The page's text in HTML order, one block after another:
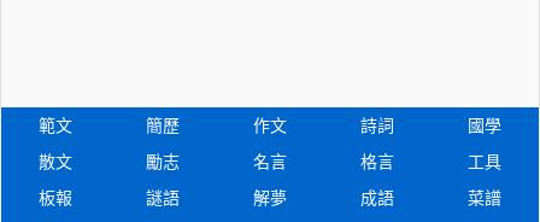
範文 簡歷 作文 詩詞
國學
散文
勵志 名言 格言
工具
板報
謎語 解夢 成語 菜譜